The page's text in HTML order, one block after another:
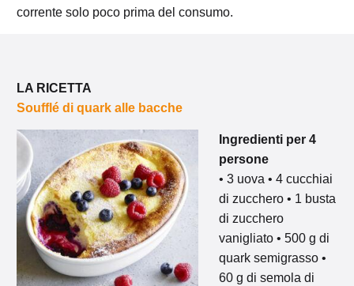
corrente solo poco prima del consumo.
LA RICETTA
Soufflé di quark alle bacche
Ingredienti per 4
persone
• 3 uova • 4 cucchiai
di zucchero • 1 busta
di zucchero
vanigliato • 500 g di
quark semigrasso •
60 g di semola di